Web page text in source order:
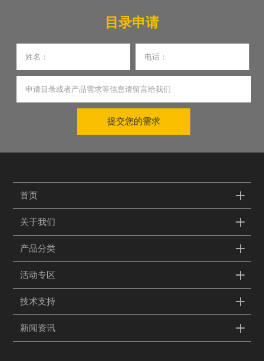
目录申请
提交您的需求
首页
关于我们
产品分类
活动专区
技术支持
新闻资讯